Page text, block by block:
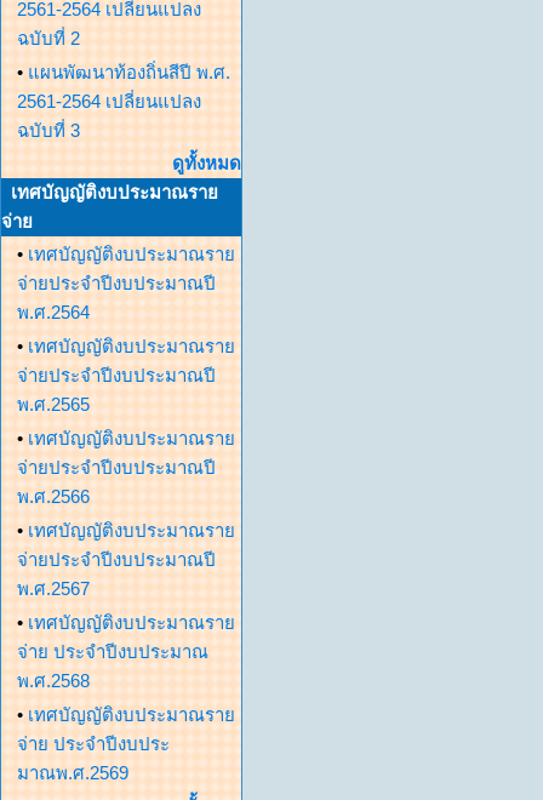
2561-2564 เปลี่ยนแปลง
ฉบับที่ 2
• แผนพัฒนาท้องถิ่นสีปี พ.ศ.
2561-2564 เปลี่ยนแปลง
ฉบับที่ 3
ดูทั้งหมด
เทศบัญญัติงบประมาณราย
จ่าย
• เทศบัญญัติงบประมาณราย
จ่ายประจำปีงบประมาณปี
พ.ศ.2564
• เทศบัญญัติงบประมาณราย
จ่ายประจำปีงบประมาณปี
พ.ศ.2565
• เทศบัญญัติงบประมาณราย
จ่ายประจำปีงบประมาณปี
พ.ศ.2566
• เทศบัญญัติงบประมาณราย
จ่ายประจำปีงบประมาณปี
พ.ศ.2567
• เทศบัญญัติงบประมาณราย
จ่าย ประจำปีงบประมาณ
พ.ศ.2568
• เทศบัญญัติงบประมาณราย
จ่าย ประจำปีงบประ
มาณพ.ศ.2569